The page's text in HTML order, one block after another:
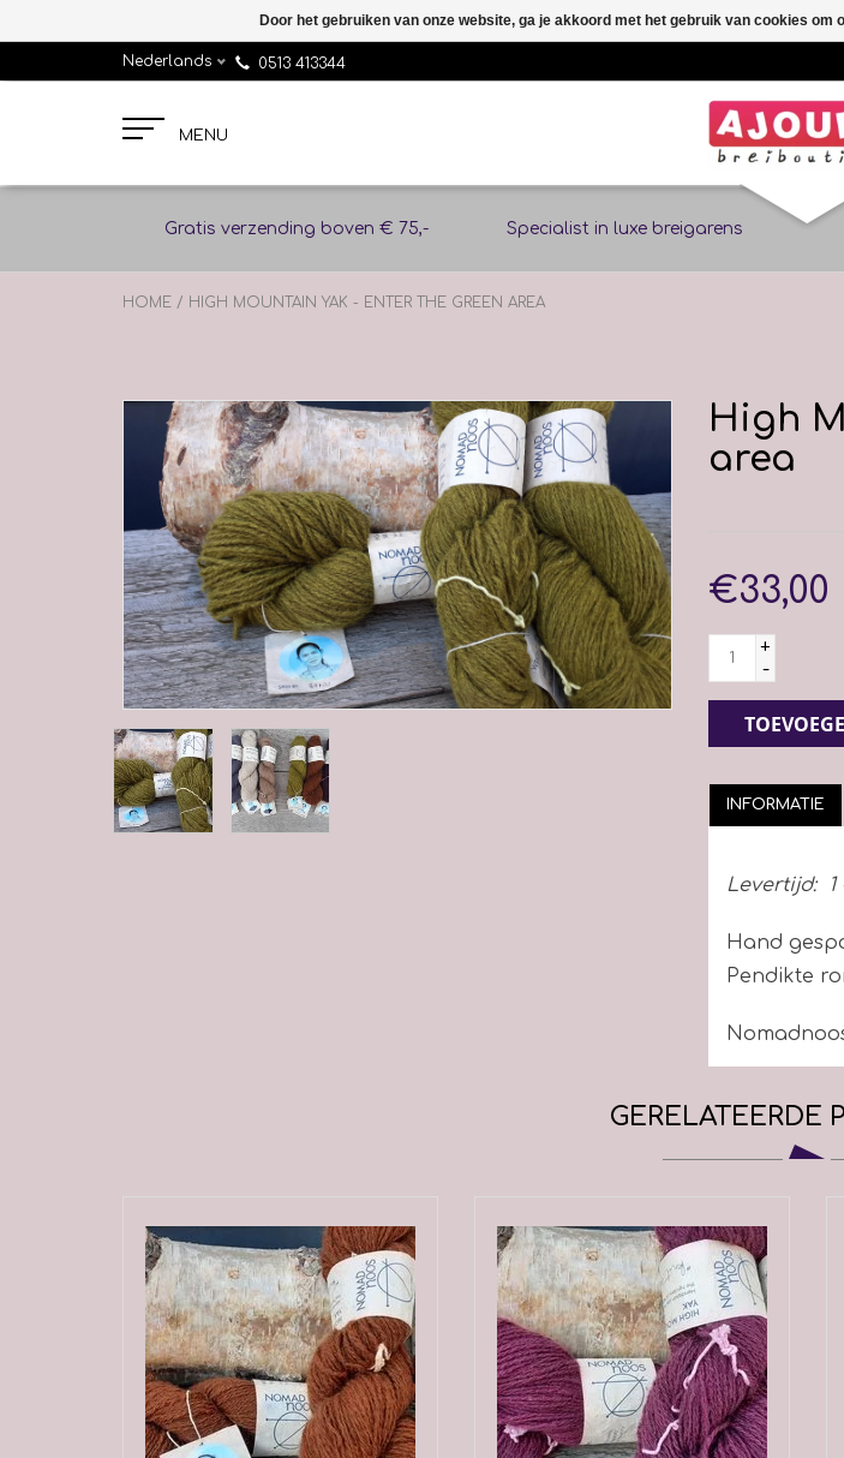
Nederlands 0513 413344
MENU
Gratis verzending boven € 75,- Specialist in luxe breigarens
HOME / HIGH MOUNTAIN YAK - ENTER THE GREEN AREA
High
area
€33,00
+
-
INFORMATIE
Levertijd:
Hand
Pendikte
mooiste en
aanzien
bedrijven,
aspecten
GERELATEERDE
Door het gebruiken van onze website, ga je akkoord met het gebruik van cookies om